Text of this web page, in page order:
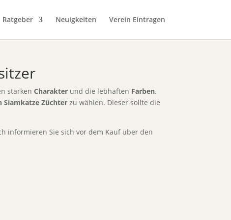
Ratgeber Neuigkeiten Verein Eintragen
starken Charakter und die lebhaften Farben.
Siamkatze Züchter zu wählen. Dieser sollte die
informieren Sie sich vor dem Kauf über den